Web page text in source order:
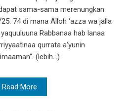
sama-sama merenungkan
74 di mana Alloh 'azza wa jalla
Rabbanaa hab lanaa
qurrata a'yunin
(lebih…)
Read More